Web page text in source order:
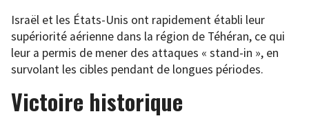
Israël et les États-Unis ont rapidement établi leur
supériorité aérienne dans la région de Téhéran, ce qui
leur a permis de mener des attaques « stand-in », en
survolant les cibles pendant de longues périodes.
Victoire historique